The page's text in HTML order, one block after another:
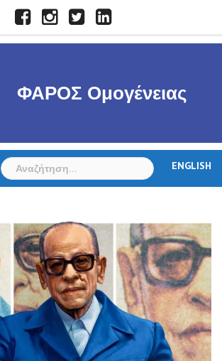
FacebookInstagramTwitterLinkedIn
ΦΑΡΟΣ Ομογένειας
ENGLISH
Αναζήτηση
για: